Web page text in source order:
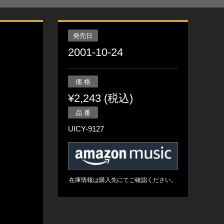
発売日
2001-10-24
価 格
¥2,243 (税込)
品 番
UICY-9127
在庫情報は購入先にてご確認ください。